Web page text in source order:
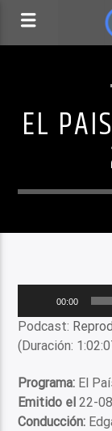
EL
audio
00:00
Podcast:
(Duración:
Programa: El
Emitido el 22-
Conducción: